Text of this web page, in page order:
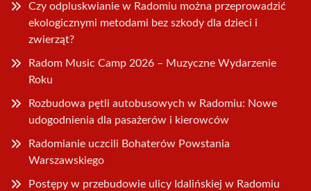
Czy odpluskwianie w Radomiu można przeprowadzić
ekologicznymi metodami bez szkody dla dzieci i
zwierząt?
Radom Music Camp 2026 – Muzyczne Wydarzenie
Roku
Rozbudowa pętli autobusowych w Radomiu: Nowe
udogodnienia dla pasażerów i kierowców
Radomianie uczcili Bohaterów Powstania
Warszawskiego
Postępy w przebudowie ulicy Idalińskiej w Radomiu